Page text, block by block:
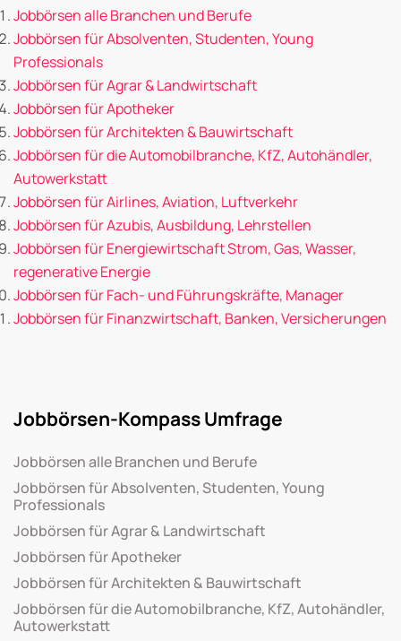
Jobbörsen alle Branchen und Berufe
Jobbörsen für Absolventen, Studenten, Young
Professionals
Jobbörsen für Agrar & Landwirtschaft
Jobbörsen für Apotheker
Jobbörsen für Architekten & Bauwirtschaft
Jobbörsen für die Automobilbranche, KfZ, Autohändler,
Autowerkstatt
Jobbörsen für Airlines, Aviation, Luftverkehr
Jobbörsen für Azubis, Ausbildung, Lehrstellen
Jobbörsen für Energiewirtschaft Strom, Gas, Wasser,
regenerative Energie
Jobbörsen für Fach- und Führungskräfte, Manager
Jobbörsen für Finanzwirtschaft, Banken, Versicherungen
Jobbörsen-Kompass Umfrage
Jobbörsen alle Branchen und Berufe
Jobbörsen für Absolventen, Studenten, Young
Professionals
Jobbörsen für Agrar & Landwirtschaft
Jobbörsen für Apotheker
Jobbörsen für Architekten & Bauwirtschaft
Jobbörsen für die Automobilbranche, KfZ, Autohändler,
Autowerkstatt